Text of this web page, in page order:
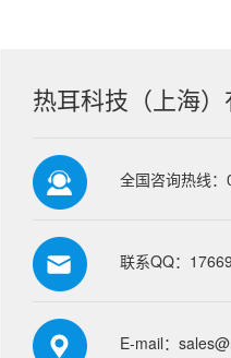
热耳科技（上海
全国咨询热线
联系QQ：
E-mail：